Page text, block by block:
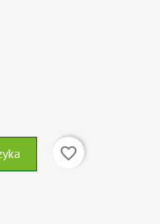
favorite_border